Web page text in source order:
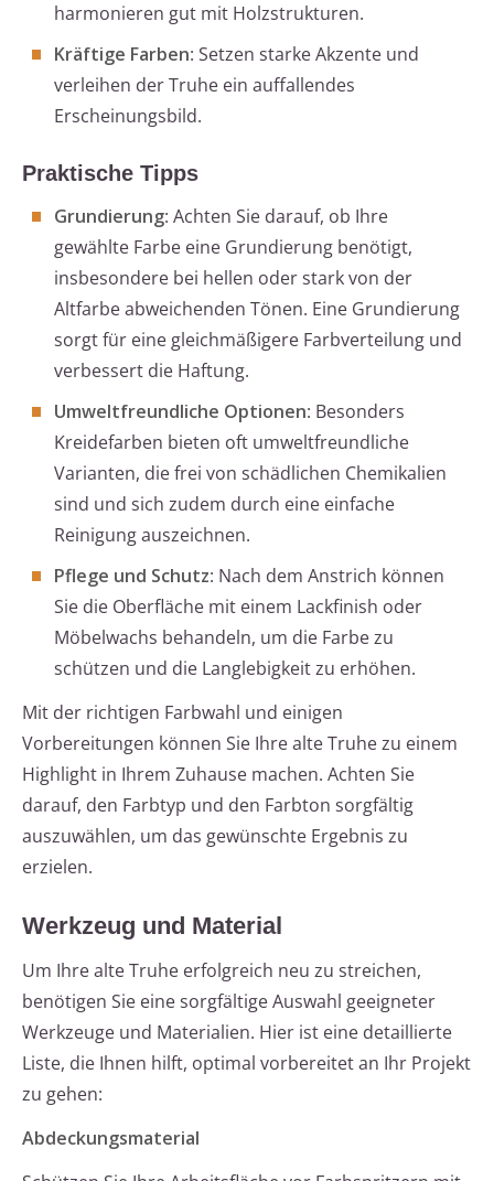
harmonieren gut mit Holzstrukturen.
Kräftige Farben: Setzen starke Akzente und
verleihen der Truhe ein auffallendes
Erscheinungsbild.
Praktische Tipps
Grundierung: Achten Sie darauf, ob Ihre
gewählte Farbe eine Grundierung benötigt,
insbesondere bei hellen oder stark von der
Altfarbe abweichenden Tönen. Eine Grundierung
sorgt für eine gleichmäßigere Farbverteilung und
verbessert die Haftung.
Umweltfreundliche Optionen: Besonders
Kreidefarben bieten oft umweltfreundliche
Varianten, die frei von schädlichen Chemikalien
sind und sich zudem durch eine einfache
Reinigung auszeichnen.
Pflege und Schutz: Nach dem Anstrich können
Sie die Oberfläche mit einem Lackfinish oder
Möbelwachs behandeln, um die Farbe zu
schützen und die Langlebigkeit zu erhöhen.
Mit der richtigen Farbwahl und einigen
Vorbereitungen können Sie Ihre alte Truhe zu einem
Highlight in Ihrem Zuhause machen. Achten Sie
darauf, den Farbtyp und den Farbton sorgfältig
auszuwählen, um das gewünschte Ergebnis zu
erzielen.
Werkzeug und Material
Um Ihre alte Truhe erfolgreich neu zu streichen,
benötigen Sie eine sorgfältige Auswahl geeigneter
Werkzeuge und Materialien. Hier ist eine detaillierte
Liste, die Ihnen hilft, optimal vorbereitet an Ihr Projekt
zu gehen:
Abdeckungsmaterial